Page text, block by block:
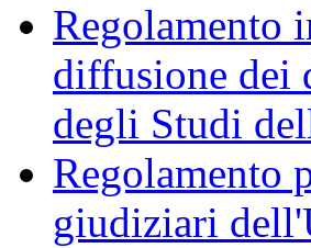
Regolamento
diffusione dei
degli Studi
Regolamento
giudiziari